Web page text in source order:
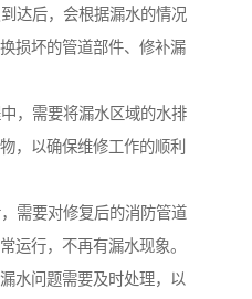
达后，会根据漏水的情况
损坏的管道部件、修补漏
，需要将漏水区域的水排
，以确保维修工作的顺利
需要对修复后的消防管道
运行，不再有漏水现象。
水问题需要及时处理，以